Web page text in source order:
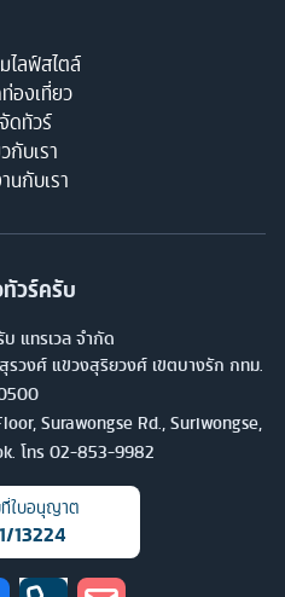
ไลฟ์สไตล์
องเที่ยว
ดทัวร์
กับเรา
นกับเรา
วร์ครับ
แทรเวล จำกัด
รวงศ์ แขวงสุริยวงศ์ เขตบางรัก กทม.
Surawongse Rd., Suriwongse,
โทร 02-853-9982
ที่ใบอนุญาต
13224